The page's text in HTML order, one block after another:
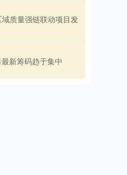
质量强链联动项目发
新筹码趋于集中